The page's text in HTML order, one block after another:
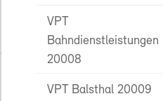
VPT
Bahndienstleistungen
20008
VPT Balsthal 20009